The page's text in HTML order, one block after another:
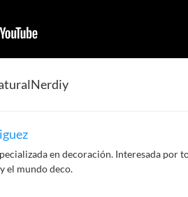
en decoración. Interesada por
el mundo deco.